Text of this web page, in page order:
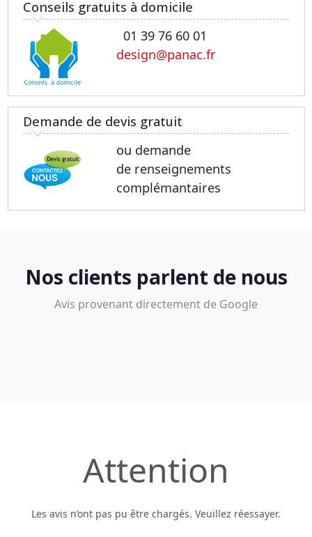
Conseils gratuits à domicile
01 39 76 60 01
design@panac.fr
Demande de devis gratuit
ou demande
de renseignements
complémantaires
Nos clients parlent de nous
Avis provenant directement de Google
Attention
Les avis n’ont pas pu être chargés. Veuillez réessayer.